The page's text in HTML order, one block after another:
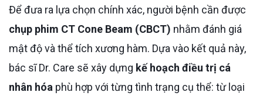
Để đưa ra lựa chọn chính xác, người bệnh cần được
chụp phim CT Cone Beam (CBCT) nhằm đánh giá
mật độ và thể tích xương hàm. Dựa vào kết quả này,
bác sĩ Dr. Care sẽ xây dựng kế hoạch điều trị cá
nhân hóa phù hợp với từng tình trạng cụ thể: từ loại